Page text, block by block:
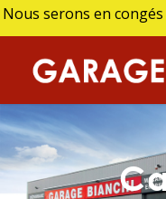
Nous serons en